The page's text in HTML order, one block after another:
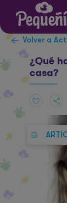
Volver a
¿Qué
casa?